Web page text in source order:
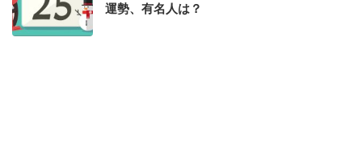
運勢、有名人は？